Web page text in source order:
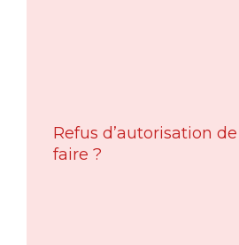
Refus d’autorisation
faire ?